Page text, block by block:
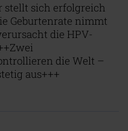
stellt sich erfolgreich
Geburtenrate nimmt
die HPV-
die Welt –
aus+++